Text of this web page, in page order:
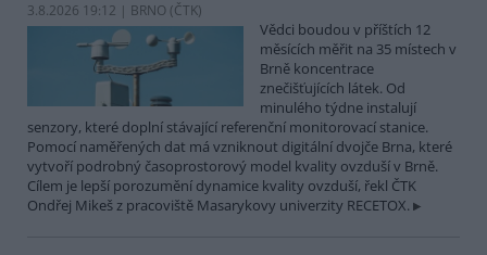
3.8.2026 19:12 | BRNO (ČTK)
Vědci boudou v příštích 12
měsících měřit na 35 místech v
Brně koncentrace
znečišťujících látek. Od
minulého týdne instalují
senzory, které doplní stávající referenční monitorovací stanice.
Pomocí naměřených dat má vzniknout digitální dvojče Brna, které
vytvoří podrobný časoprostorový model kvality ovzduší v Brně.
Cílem je lepší porozumění dynamice kvality ovzduší, řekl ČTK
Ondřej Mikeš z pracoviště Masarykovy univerzity RECETOX.